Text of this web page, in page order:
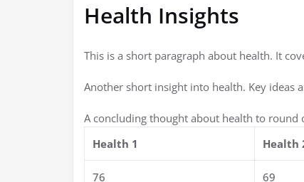
Health Insights
This is a short paragraph about health. It
Another short insight into health. Key ideas
A concluding thought about health to round
Health 1
Health
76 69